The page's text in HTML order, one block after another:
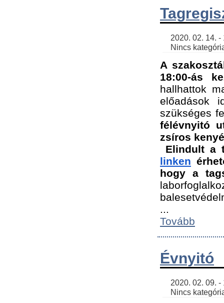
Nincs
A
18:00-ás
hallhattok
előadások
szükséges
félévnyitó
zsíros
Elindult a
linken
hogy a
Tovább
Évnyitó
Nincs